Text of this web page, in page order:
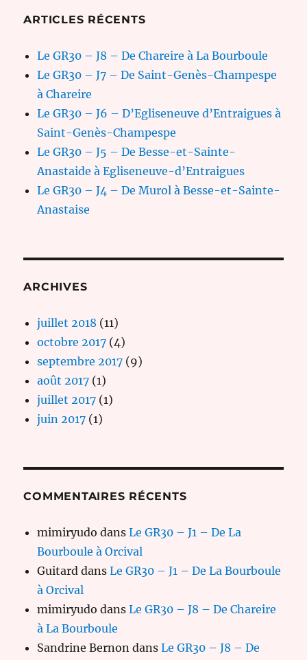
ARTICLES RÉCENTS
Le GR30 – J8 – De Chareire à La Bourboule
Le GR30 – J7 – De Saint-Genès-Champespe
à Chareire
Le GR30 – J6 – D’Egliseneuve d’Entraigues à
Saint-Genès-Champespe
Le GR30 – J5 – De Besse-et-Sainte-
Anastaide à Egliseneuve-d’Entraigues
Le GR30 – J4 – De Murol à Besse-et-Sainte-
Anastaise
ARCHIVES
juillet 2018 (11)
octobre 2017 (4)
septembre 2017 (9)
août 2017 (1)
juillet 2017 (1)
juin 2017 (1)
COMMENTAIRES RÉCENTS
mimiryudo dansLe GR30 – J1 – De La
Bourboule à Orcival
Guitard dansLe GR30 – J1 – De La Bourboule
à Orcival
mimiryudo dansLe GR30 – J8 – De Chareire
à La Bourboule
Sandrine Bernon dansLe GR30 – J8 – De